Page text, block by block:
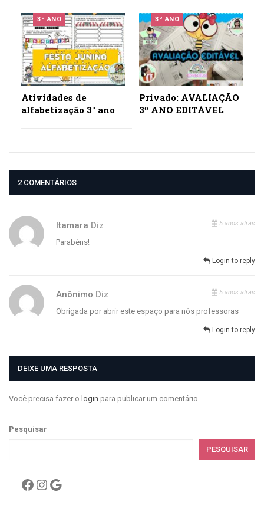
3º ANO
Atividades de
alfabetização 3° ano
3º ANO
Privado: AVALIAÇÃO
3º ANO EDITÁVEL
2 COMENTÁRIOS
Itamara Diz 5 anos atrás
Parabéns!
Login to reply
Anônimo Diz 5 anos atrás
Obrigada por abrir este espaço para nós professoras
Login to reply
DEIXE UMA RESPOSTA
Você precisa fazer o login para publicar um comentário.
Pesquisar
PESQUISAR
Facebook
Instagram
Google